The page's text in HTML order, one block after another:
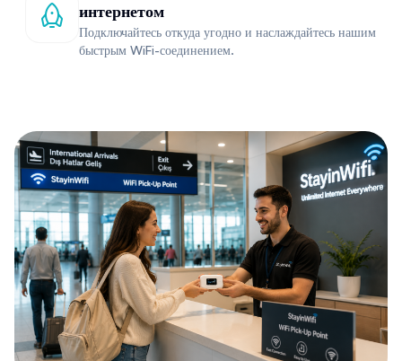
интернетом
Подключайтесь откуда угодно и наслаждайтесь нашим
быстрым WiFi-соединением.